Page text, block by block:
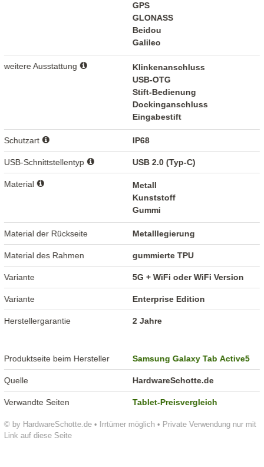
© by HardwareSchotte.de • Irrtümer möglich • Private Verwendung nur mit
Link auf diese Seite
GPS
GLONASS
Beidou
Galileo
weitere Ausstattung
Klinkenanschluss
USB-OTG
Stift-Bedienung
Dockinganschluss
Eingabestift
Schutzart IP68
USB-Schnittstellentyp USB 2.0 (Typ-C)
Material
Metall
Kunststoff
Gummi
Material der Rückseite Metalllegierung
Material des Rahmen gummierte TPU
Variante 5G + WiFi oder WiFi Version
Variante Enterprise Edition
Herstellergarantie 2 Jahre
Produktseite beim Hersteller Samsung Galaxy Tab Active5
Quelle HardwareSchotte.de
Verwandte Seiten Tablet-Preisvergleich